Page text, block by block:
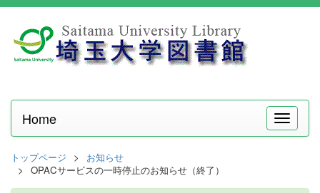
メ
ニ
Home
トップページ
お知らせ
OPACサービスの一時停止のお知らせ（終了）